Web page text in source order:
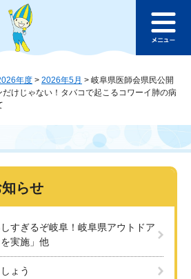
このページの本文へ
ュ
年度 > 2026年5月 > 岐阜県医師会県民公開
けじゃない！タバコで起こるコワーイ肺の病
らせ
すぎるぞ岐阜！岐阜県アウトドア
実施」他
ょう